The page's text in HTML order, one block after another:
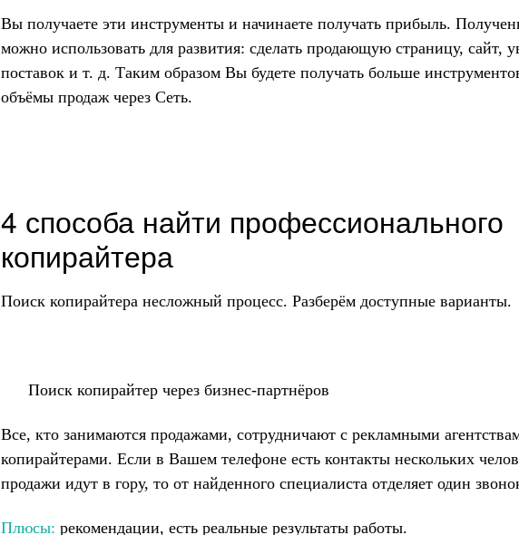
Вы получаете эти инструменты и начинаете получать прибыль.
можно использовать для развития: сделать продающую страницу, сайт,
поставок и т. д. Таким образом Вы будете получать больше
объёмы продаж через Сеть.
4 способа найти профессионального
копирайтера
Поиск копирайтера несложный процесс. Разберём доступные варианты.
Поиск копирайтер через бизнес-партнёров
Все, кто занимаются продажами, сотрудничают с рекламными
копирайтерами. Если в Вашем телефоне есть контакты нескольких
продажи идут в гору, то от найденного специалиста отделяет один
Плюсы: рекомендации, есть реальные результаты работы.